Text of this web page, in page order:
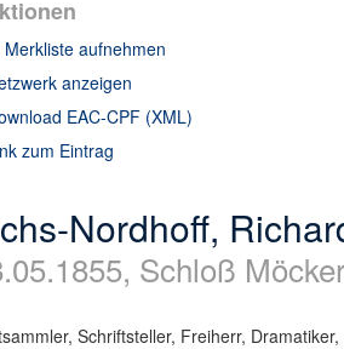
Merkliste aufnehmen
anzeigen
EAC-CPF (XML)
zum Eintrag
Nordhoff,
Schloß
Schriftsteller, Freiherr,